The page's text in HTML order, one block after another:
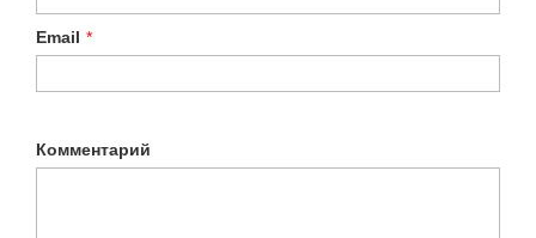
Email *
Комментарий